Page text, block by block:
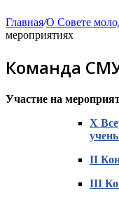
Главная/О Совете
мероприятиях
Команда
Участие на
X
II
III